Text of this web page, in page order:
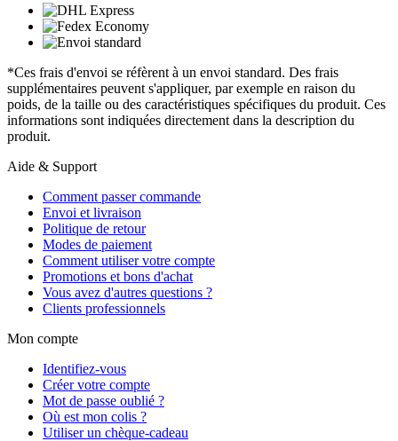
*Ces frais d'envoi se réfèrent à un envoi standard. Des frais
supplémentaires peuvent s'appliquer, par exemple en raison du
poids, de la taille ou des caractéristiques spécifiques du produit. Ces
informations sont indiquées directement dans la description du
produit.
Aide & Support
Comment passer commande
Envoi et livraison
Politique de retour
Modes de paiement
Comment utiliser votre compte
Promotions et bons d'achat
Vous avez d'autres questions ?
Clients professionnels
Mon compte
Identifiez-vous
Créer votre compte
Mot de passe oublié ?
Où est mon colis ?
Utiliser un chèque-cadeau